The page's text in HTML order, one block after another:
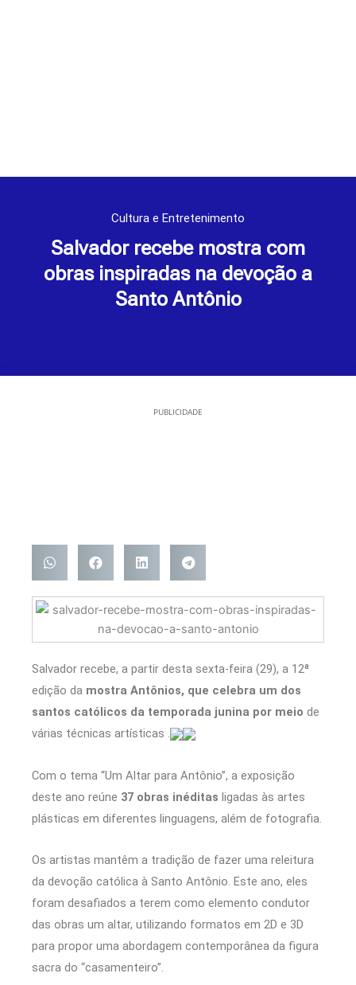
Cultura e Entretenimento
Salvador recebe mostra com
obras inspiradas na devoção a
Santo Antônio
PUBLICIDADE
Salvador recebe, a partir desta sexta-feira (29), a 12ª
edição da mostra Antônios, que celebra um dos
santos católicos da temporada junina por meio de
várias técnicas artísticas .
Com o tema “Um Altar para Antônio”, a exposição
deste ano reúne 37 obras inéditas ligadas às artes
plásticas em diferentes linguagens, além de fotografia.
Os artistas mantêm a tradição de fazer uma releitura
da devoção católica à Santo Antônio. Este ano, eles
foram desafiados a terem como elemento condutor
das obras um altar, utilizando formatos em 2D e 3D
para propor uma abordagem contemporânea da figura
sacra do “casamenteiro”.